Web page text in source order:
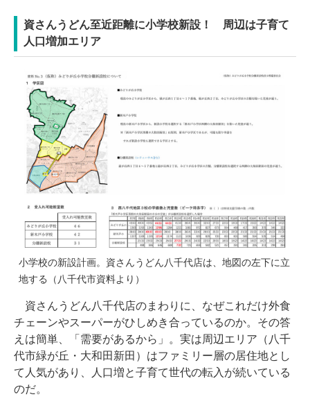
資さんうどん至近距離に小学校新設！ 周辺は子育て
人口増加エリア
小学校の新設計画。資さんうどん八千代店は、地図の左下に立
地する（八千代市資料より）
資さんうどん八千代店のまわりに、なぜこれだけ外食
チェーンやスーパーがひしめき合っているのか。その答
えは簡単、「需要があるから」。実は周辺エリア（八千
代市緑が丘・大和田新田）はファミリー層の居住地とし
て人気があり、人口増と子育て世代の転入が続いている
のだ。